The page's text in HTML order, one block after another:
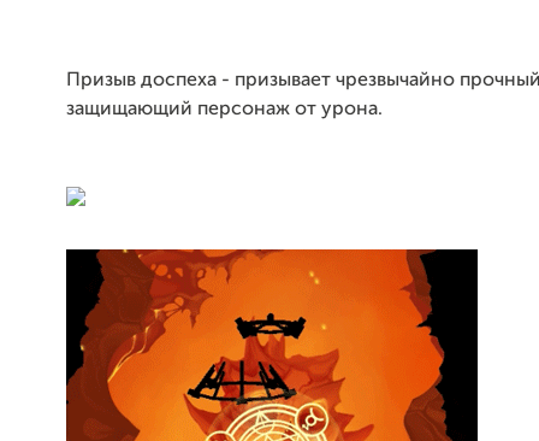
Призыв доспеха - призывает чрезвычайно
защищающий персонаж от урона.